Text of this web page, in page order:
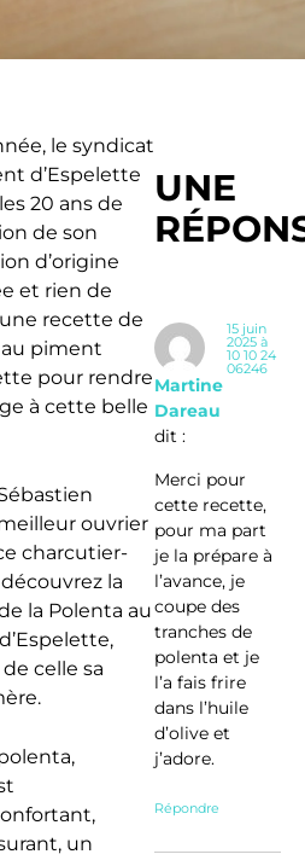
le syndicat
d’Espelette
20 ans de
de son
d’origine
et rien de
recette de
piment
pour rendre
à cette belle
ouvrier
charcutier-
la
la Polenta au
celle sa
un
UNE
Martine
Dareau
dit :
15 juin
2025 à
10 10 24
06246
Merci pour
cette recette,
pour ma part
je la prépare à
l’avance, je
coupe des
tranches de
polenta et je
l’a fais frire
dans l’huile
d’olive et
j’adore.
Répondre